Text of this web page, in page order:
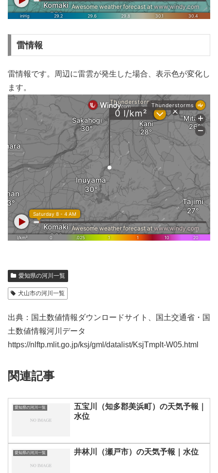
雷情報
雷情報です。周辺に雷雲が発生した場合、表示色が変化し
ます。
愛知県の河川一覧
犬山市の河川一覧
出典：国土数値情報ダウンロードサイト、国土交通省・国
土数値情報河川データ
https://nlftp.mlit.go.jp/ksj/gml/datalist/KsjTmplt-W05.html
関連記事
愛知県の河川一覧
五宝川（知多郡美浜町）の天気予報｜
水位
愛知県の河川一覧 井林川（瀬戸市）の天気予報｜水位